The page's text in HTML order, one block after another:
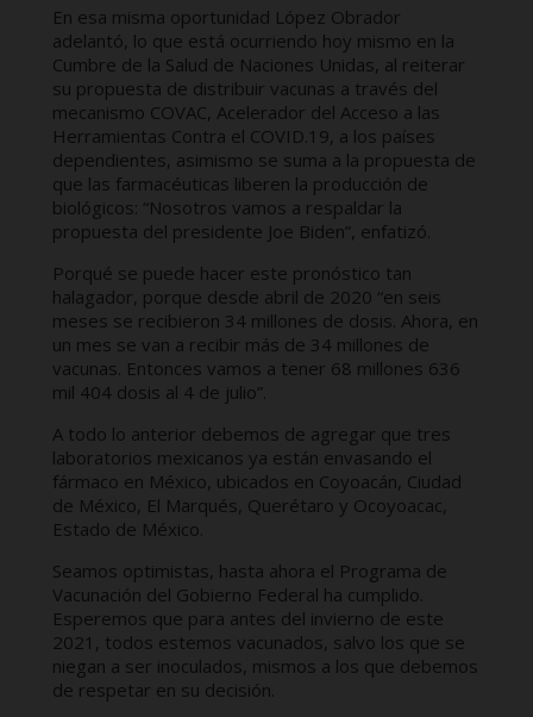
En esa misma oportunidad López Obrador
adelantó, lo que está ocurriendo hoy mismo en la
Cumbre de la Salud de Naciones Unidas, al reiterar
su propuesta de distribuir vacunas a través del
mecanismo COVAC, Acelerador del Acceso a las
Herramientas Contra el COVID.19, a los países
dependientes, asimismo se suma a la propuesta de
que las farmacéuticas liberen la producción de
biológicos: “Nosotros vamos a respaldar la
propuesta del presidente Joe Biden”, enfatizó.
Porqué se puede hacer este pronóstico tan
halagador, porque desde abril de 2020 “en seis
meses se recibieron 34 millones de dosis. Ahora, en
un mes se van a recibir más de 34 millones de
vacunas. Entonces vamos a tener 68 millones 636
mil 404 dosis al 4 de julio”.
A todo lo anterior debemos de agregar que tres
laboratorios mexicanos ya están envasando el
fármaco en México, ubicados en Coyoacán, Ciudad
de México, El Marqués, Querétaro y Ocoyoacac,
Estado de México.
Seamos optimistas, hasta ahora el Programa de
Vacunación del Gobierno Federal ha cumplido.
Esperemos que para antes del invierno de este
2021, todos estemos vacunados, salvo los que se
niegan a ser inoculados, mismos a los que debemos
de respetar en su decisión.